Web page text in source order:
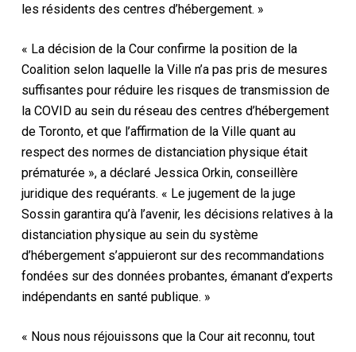
les résidents des centres d’hébergement. »
« La décision de la Cour confirme la position de la
Coalition selon laquelle la Ville n’a pas pris de mesures
suffisantes pour réduire les risques de transmission de
la COVID au sein du réseau des centres d’hébergement
de Toronto, et que l’affirmation de la Ville quant au
respect des normes de distanciation physique était
prématurée », a déclaré Jessica Orkin, conseillère
juridique des requérants. « Le jugement de la juge
Sossin garantira qu’à l’avenir, les décisions relatives à la
distanciation physique au sein du système
d’hébergement s’appuieront sur des recommandations
fondées sur des données probantes, émanant d’experts
indépendants en santé publique. »
« Nous nous réjouissons que la Cour ait reconnu, tout